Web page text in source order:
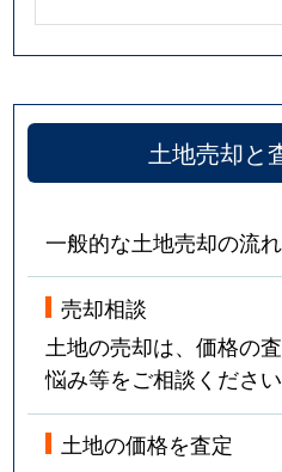
土地売却と
一般的な土地売却の流
売却相談
土地の売却は、価格の
悩み等をご相談ください
土地の価格を査定